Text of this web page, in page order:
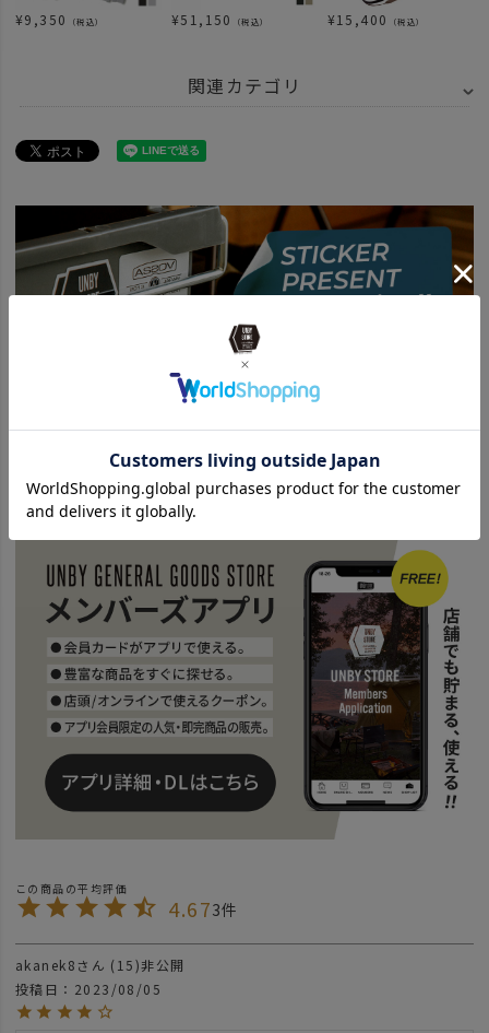
¥9,350 （税込） ¥51,150 （税込） ¥15,400 （税込）
関連カテゴリ
BRAND AS2OV アッソブ
news Christmas_Campgear
news AS2OV GAS CAN COVER
Stealth Camping in winter
AS2OV CAN CAP
news AS2OV OUTDOOR
【AS2OVの限定セール】この週末がラストチャンス！
4.673
akanek8 15 非公開
投稿日
2023/08/05